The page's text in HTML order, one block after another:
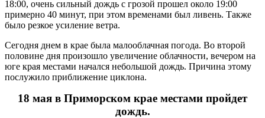
18:00, очень сильный дождь с грозой прошел около 19:00
примерно 40 минут, при этом временами был ливень. Также
было резкое усиление ветра.
Сегодня днем в крае была малооблачная погода. Во второй
половине дня произошло увеличение облачности, вечером на
юге края местами начался небольшой дождь. Причина этому
послужило приближение циклона.
18 мая в Приморском крае местами пройдет
дождь.